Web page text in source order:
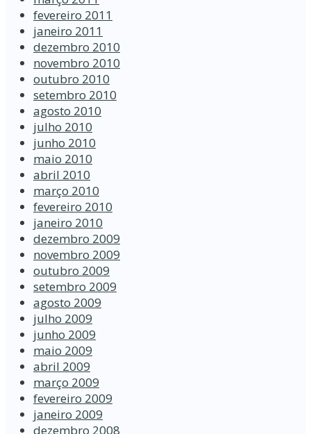
fevereiro 2011
janeiro 2011
dezembro 2010
novembro 2010
outubro 2010
setembro 2010
agosto 2010
julho 2010
junho 2010
maio 2010
abril 2010
março 2010
fevereiro 2010
janeiro 2010
dezembro 2009
novembro 2009
outubro 2009
setembro 2009
agosto 2009
julho 2009
junho 2009
maio 2009
abril 2009
março 2009
fevereiro 2009
janeiro 2009
dezembro 2008